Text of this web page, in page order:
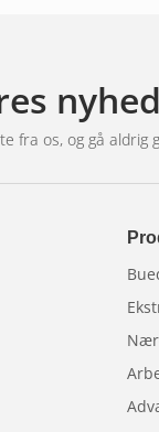
fra os, og gå aldrig